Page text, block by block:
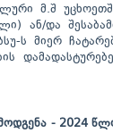
მ.შ
ან/და
ს მიერ
- 2024